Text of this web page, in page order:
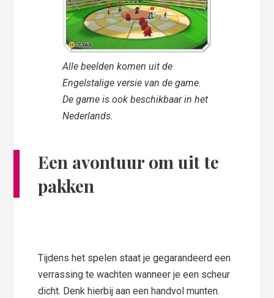
Alle beelden komen uit de
Engelstalige versie van de game.
De game is ook beschikbaar in het
Nederlands.
Een avontuurom uit te
pakken
Tijdens het spelen staat je gegarandeerd een
verrassing te wachten wanneer je een scheur
dicht. Denk hierbij aan een handvol munten.